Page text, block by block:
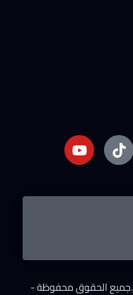
جميع الحقوق محفوظة -